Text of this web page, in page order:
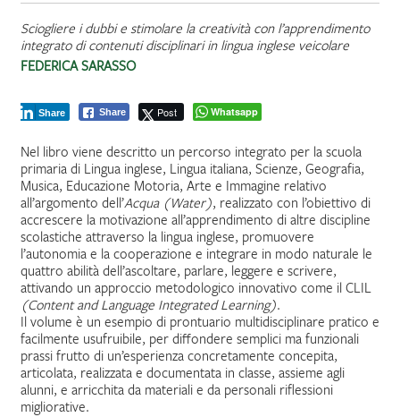
Sciogliere i dubbi e stimolare la creatività con l’apprendimento
integrato di contenuti disciplinari in lingua inglese veicolare
FEDERICA SARASSO
Share Post
Share Whatsapp
Nel libro viene descritto un percorso integrato per la scuola
primaria di Lingua inglese, Lingua italiana, Scienze, Geografia,
Musica, Educazione Motoria, Arte e Immagine relativo
all’argomento dell’Acqua (Water), realizzato con l’obiettivo di
accrescere la motivazione all’apprendimento di altre discipline
scolastiche attraverso la lingua inglese, promuovere
l’autonomia e la cooperazione e integrare in modo naturale le
quattro abilità dell’ascoltare, parlare, leggere e scrivere,
attivando un approccio metodologico innovativo come il CLIL
(Content and Language Integrated Learning).
Il volume è un esempio di prontuario multidisciplinare pratico e
facilmente usufruibile, per diffondere semplici ma funzionali
prassi frutto di un’esperienza concretamente concepita,
articolata, realizzata e documentata in classe, assieme agli
alunni, e arricchita da materiali e da personali riflessioni
migliorative.